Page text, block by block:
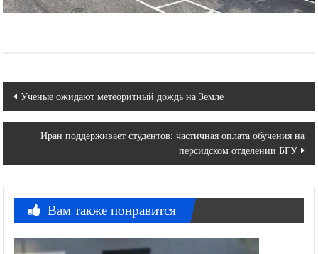
Навигация
по
записям
Ученые ожидают метеоритный дождь на Земле
Иран поддерживает студентов: частичная оплата обучения на
персидском отделении БГУ
Вам также понравится